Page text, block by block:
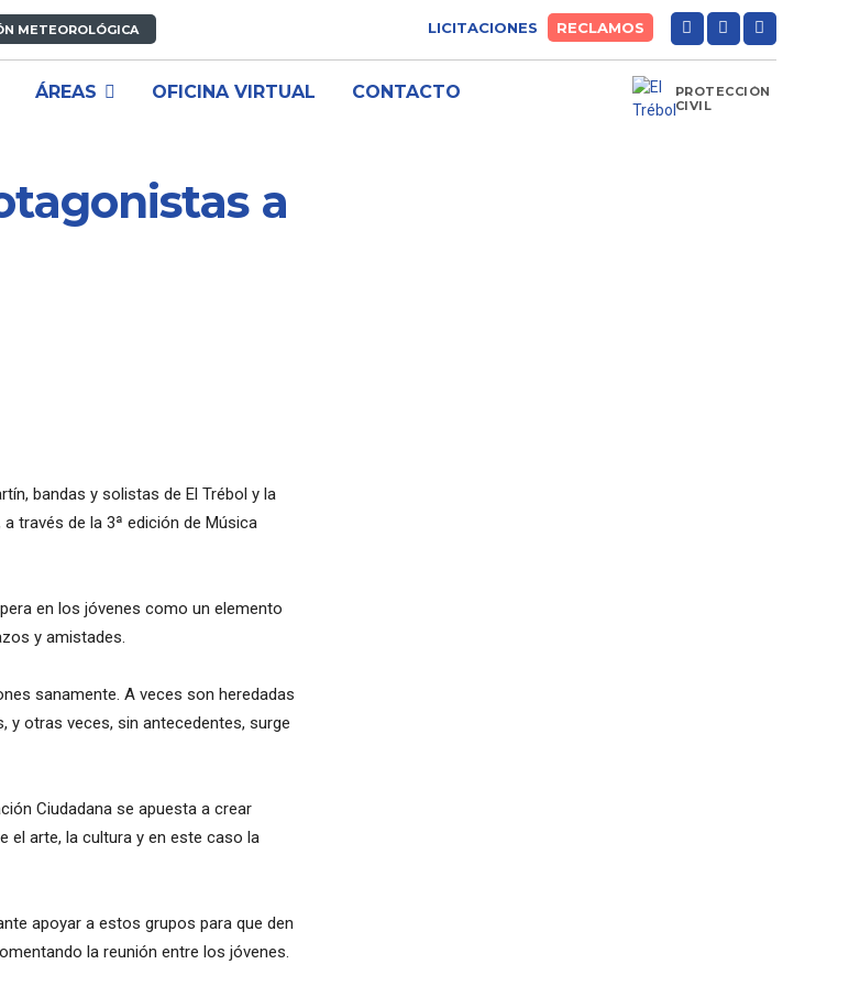
METEOROLÓGICA LICITACIONES RECLAMOS
ÁREAS OFICINA VIRTUAL CONTACTO
PROTECCIÓN
CIVIL
a
bandas y solistas de El Trébol y la
través de la 3ª edición de Música
en los jóvenes como un elemento
y amistades.
sanamente. A veces son heredadas
otras veces, sin antecedentes, surge
Ciudadana se apuesta a crear
el arte, la cultura y en este caso la
apoyar a estos grupos para que den
la reunión entre los jóvenes.